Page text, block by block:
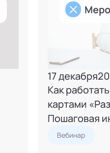
17 декабря
Как
картами
Пошаговая
Вебинар